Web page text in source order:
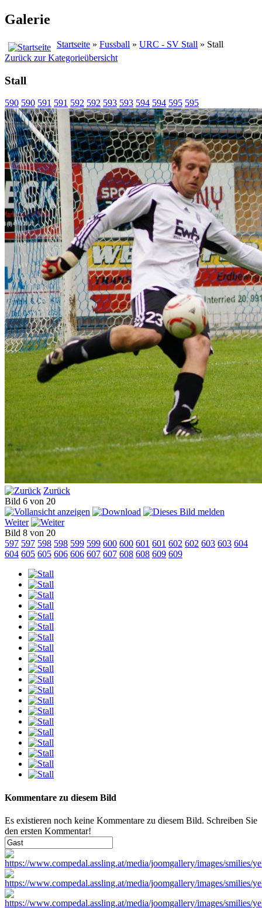
Galerie
Startseite » Fussball » URC - SV Stall » Stall
Zurück zur Kategorieübersicht
Stall
590 590 591 591 592 592 593 593 594 594 595 595
Zurück
Bild 6 von 20
Weiter
Bild 8 von 20
597 597 598 598 599 599 600 600 601 601 602 602 603 603 604
604 605 605 606 606 607 607 608 608 609 609
Kommentare zu diesem Bild
Es existieren noch keine Kommentare zu diesem Bild. Schreiben Sie
den ersten Kommentar!